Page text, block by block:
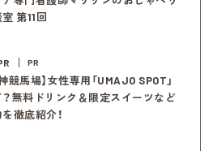
第11回
PR
神競馬場】女性専用「UMAJO SPOT」
？無料ドリンク＆限定スイーツなど
徹底紹介！